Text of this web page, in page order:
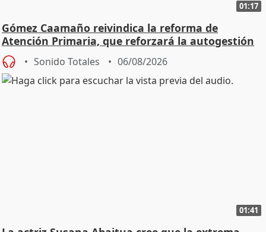
01:17
Gómez Caamaño reivindica la reforma de
Atención Primaria, que reforzará la autogestión
Sonido Totales 06/08/2026
01:41